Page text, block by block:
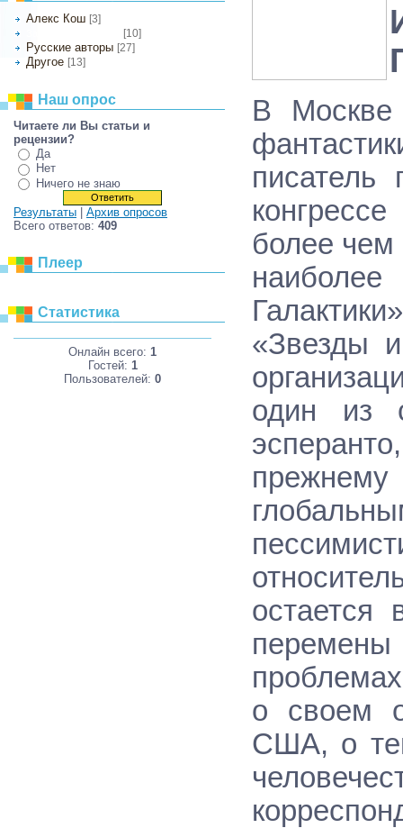
Алекс Кош [3]
[10]
Русские авторы [27]
Другое [13]
Наш опрос
Читаете ли Вы статьи и
рецензии?
Да
Нет
Ничего не знаю
Результаты
Архив опросов
Всего ответов: 409
Плеер
Статистика
Онлайн всего: 1
Гостей: 1
Пользователей: 0
В Москве
писатель
более чем
«Звезды
один из
остается
о своем
США, о